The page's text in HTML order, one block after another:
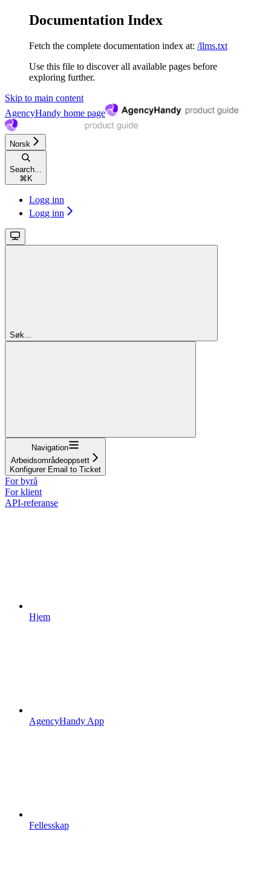
Documentation Index
Fetch the complete documentation index at: /llms.txt
Use this file to discover all available pages before
exploring further.
Skip to main content
AgencyHandy home page
Norsk
Search...
⌘ K
Logg inn
Logg inn
Søk...
Navigation
Arbeidsområdeoppsett
Konfigurer Email to Ticket
For byrå
For klient
API-referanse
Hjem
AgencyHandy App
Fellesskap